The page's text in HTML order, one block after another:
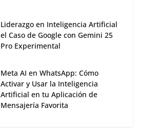
Liderazgo en Inteligencia Artificial
el Caso de Google con Gemini 25
Pro Experimental
Meta AI en WhatsApp: Cómo
Activar y Usar la Inteligencia
Artificial en tu Aplicación de
Mensajería Favorita